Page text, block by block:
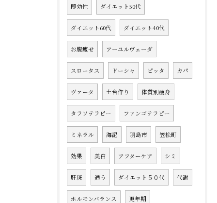
即効性 ダイエット50代
ダイエット60代 ダイエット40代
お腹痩せ アーユルヴェーダ
スロータス ドーシャ ピッタ カパ
ヴァータ 土台作り 体質別痩身
タラソテラピー ファンゴテラピー
ミネラル 海泥 羽島市 笠松町
効果 美白 アフターケア シミ
肝斑 通う ダイエット５０代 代謝
ホルモンバランス 更年期